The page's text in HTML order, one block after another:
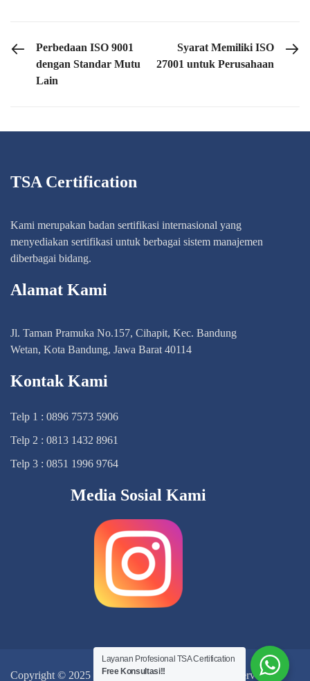
PREVIOUS POST
Perbedaan ISO 9001
dengan Standar Mutu
Lain
NEXT POST
Syarat Memiliki ISO
27001 untuk Perusahaan
TSA Certification
Kami merupakan badan sertifikasi internasional yang
menyediakan sertifikasi untuk berbagai sistem manajemen
diberbagai bidang.
Alamat Kami
Jl. Taman Pramuka No.157, Cihapit, Kec. Bandung
Wetan, Kota Bandung, Jawa Barat 40114
Kontak Kami
Telp 1 : 0896 7573 5906
Telp 2 : 0813 1432 8961
Telp 3 : 0851 1996 9764
Media Sosial Kami
Copyright © 2025 TSA Certification , All Right Reserved
Layanan Profesional TSA Certification
Free Konsultasi!!